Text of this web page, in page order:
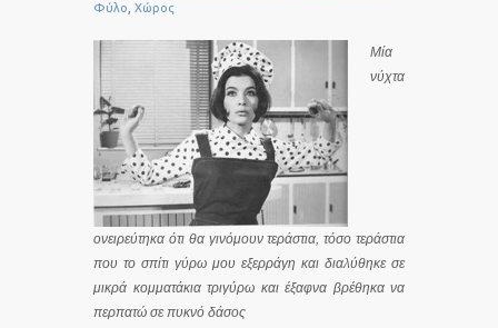
Φύλο Χώρος
Μία
νύχτα
ονειρεύτηκα ότι θα γινόμουν τεράστια, τόσο τεράστια
που το σπίτι γύρω μου εξερράγη και διαλύθηκε σε
μικρά κομματάκια τριγύρω και έξαφνα βρέθηκα να
περπατώ σε πυκνό δάσος